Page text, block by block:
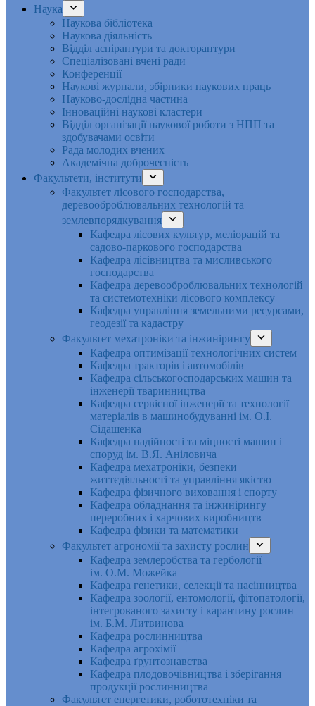
Наука
Наукова бібліотека
Наукова діяльність
Відділ аспірантури та докторантури
Спеціалізовані вчені ради
Конференції
Наукові журнали, збірники наукових праць
Науково-дослідна частина
Інноваційні наукові кластери
Відділ організації наукової роботи з НПП та
здобувачами освіти
Рада молодих вчених
Академічна доброчесність
Факультети, інститути
Факультет лісового господарства,
деревооброблювальних технологій та
землевпорядкування
Кафедра лісових культур, меліорацій та
садово-паркового господарства
Кафедра лісівництва та мисливського
господарства
Кафедра деревооброблювальних технологій
та системотехніки лісового комплексу
Кафедра управління земельними ресурсами,
геодезії та кадастру
Факультет мехатроніки та інжинірингу
Кафедра оптимізації технологічних систем
Кафедра тракторів і автомобілів
Кафедра сільськогосподарських машин та
інженерії тваринництва
Кафедра cервісної інженерії та технології
матеріалів в машинобудуванні ім. О.І.
Сідашенка
Кафедра надійності та міцності машин і
споруд ім. В.Я. Аніловича
Кафедра мехатроніки, безпеки
життєдіяльності та управління якістю
Кафедра фізичного виховання і спорту
Кафедра обладнання та інжинірингу
переробних і харчових виробництв
Кафедра фізики та математики
Факультет агрономії та захисту рослин
Кафедра землеробства та гербології
ім. О.М. Можейка
Кафедра генетики, селекції та насінництва
Кафедра зоології, ентомології, фітопатології,
інтегрованого захисту і карантину рослин
ім. Б.М. Литвинова
Кафедра рослинництва
Кафедра агрохімії
Кафедра ґрунтознавства
Кафедра плодовочівництва і зберігання
продукції рослинництва
Факультет енергетики, робототехніки та